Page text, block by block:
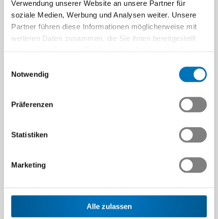
Verwendung unserer Website an unsere Partner für
soziale Medien, Werbung und Analysen weiter. Unsere
Partner führen diese Informationen möglicherweise mit
weiteren Daten zusammen, die Sie ihnen bereitgestellt
Notwendig
Präferenzen
Statistiken
Marketing
Alle zulassen